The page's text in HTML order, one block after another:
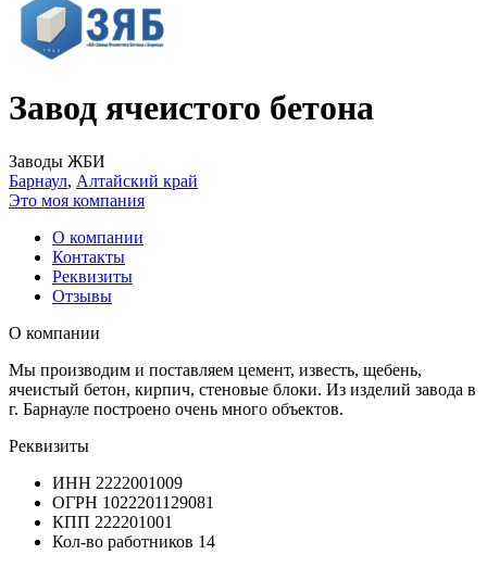
Завод ячеистого бетона
Заводы ЖБИ
Барнаул, Алтайский край
Это моя компания
О компании
Контакты
Реквизиты
Отзывы
О компании
Мы производим и поставляем цемент, известь, щебень,
ячеистый бетон, кирпич, стеновые блоки. Из изделий завода в
г. Барнауле построено очень много объектов.
Реквизиты
ИНН 2222001009
ОГРН 1022201129081
КПП 222201001
Кол-во работников 14